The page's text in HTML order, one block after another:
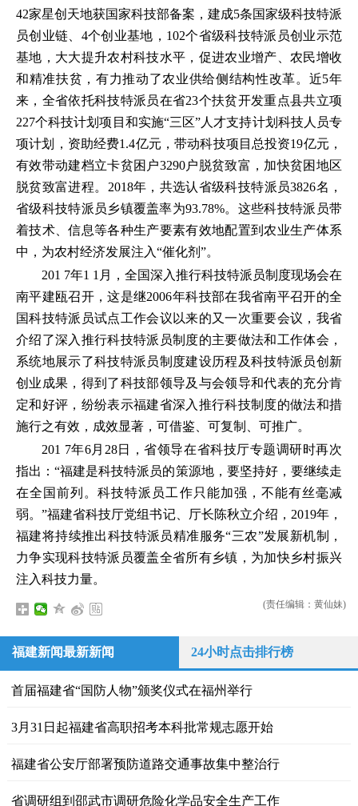
42家星创天地获国家科技部备案，建成5条国家级科技特派
员创业链、4个创业基地，102个省级科技特派员创业示范
基地，大大提升农村科技水平，促进农业增产、农民增收
和精准扶贫，有力推动了农业供给侧结构性改革。近5年
来，全省依托科技特派员在省23个扶贫开发重点县共立项
227个科技计划项目和实施“三区”人才支持计划科技人员专
项计划，资助经费1.4亿元，带动科技项目总投资19亿元，
有效带动建档立卡贫困户3290户脱贫致富，加快贫困地区
脱贫致富进程。2018年，共选认省级科技特派员3826名，
省级科技特派员乡镇覆盖率为93.78%。这些科技特派员带
着技术、信息等各种生产要素有效地配置到农业生产体系
中，为农村经济发展注入“催化剂”。
201 7年1 1月，全国深入推行科技特派员制度现场会在
南平建瓯召开，这是继2006年科技部在我省南平召开的全
国科技特派员试点工作会议以来的又一次重要会议，我省
介绍了深入推行科技特派员制度的主要做法和工作体会，
系统地展示了科技特派员制度建设历程及科技特派员创新
创业成果，得到了科技部领导及与会领导和代表的充分肯
定和好评，纷纷表示福建省深入推行科技制度的做法和措
施行之有效，成效显著，可借鉴、可复制、可推广。
201 7年6月28日，省领导在省科技厅专题调研时再次
指出：“福建是科技特派员的策源地，要坚持好，要继续走
在全国前列。科技特派员工作只能加强，不能有丝毫减
弱。”福建省科技厅党组书记、厅长陈秋立介绍，2019年，
福建将持续推出科技特派员精准服务“三农”发展新机制，
力争实现科技特派员覆盖全省所有乡镇，为加快乡村振兴
注入科技力量。
(责任编辑：黄仙妹)
福建新闻最新新闻 24小时点击排行榜
首届福建省“国防人物”颁奖仪式在福州举行
3月31日起福建省高职招考本科批常规志愿开始
福建省公安厅部署预防道路交通事故集中整治行
省调研组到邵武市调研危险化学品安全生产工作